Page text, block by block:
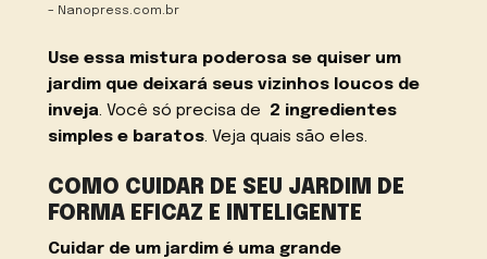
– Nanopress.com.br
Use essa mistura poderosa se quiser um
jardim que deixará seus vizinhos loucos de
inveja. Você só precisa de
2 ingredientes
simples e baratos. Veja quais são eles.
COMO CUIDAR DE SEU JARDIM DE
FORMA EFICAZ E INTELIGENTE
Cuidar de um jardim é uma grande